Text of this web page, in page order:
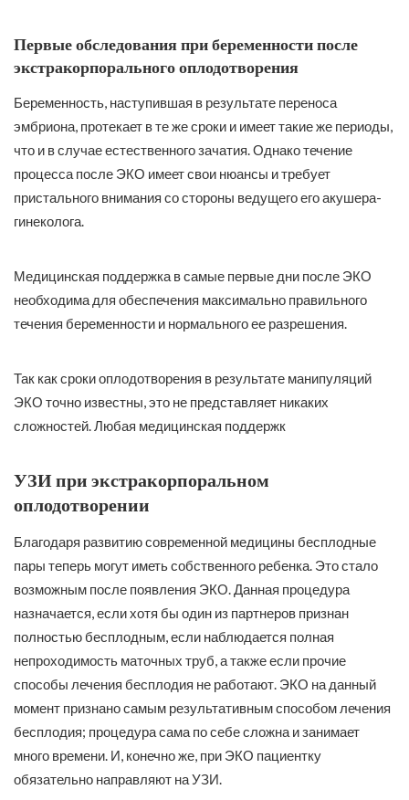
Первые обследования при беременности после
экстракорпорального оплодотворения
Беременность, наступившая в результате переноса
эмбриона, протекает в те же сроки и имеет такие же периоды,
что и в случае естественного зачатия. Однако течение
процесса после ЭКО имеет свои нюансы и требует
пристального внимания со стороны ведущего его акушера-
гинеколога.
Медицинская поддержка в самые первые дни после ЭКО
необходима для обеспечения максимально правильного
течения беременности и нормального ее разрешения.
Так как сроки оплодотворения в результате манипуляций
ЭКО точно известны, это не представляет никаких
сложностей. Любая медицинская поддержк
УЗИ при экстракорпоральном
оплодотворении
Благодаря развитию современной медицины бесплодные
пары теперь могут иметь собственного ребенка. Это стало
возможным после появления ЭКО. Данная процедура
назначается, если хотя бы один из партнеров признан
полностью бесплодным, если наблюдается полная
непроходимость маточных труб, а также если прочие
способы лечения бесплодия не работают. ЭКО на данный
момент признано самым результативным способом лечения
бесплодия; процедура сама по себе сложна и занимает
много времени. И, конечно же, при ЭКО пациентку
обязательно направляют на УЗИ.